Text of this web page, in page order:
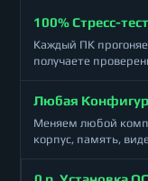
100% Стресс-тест
Каждый ПК
получаете
Любая
Меняем любой
корпус, память,